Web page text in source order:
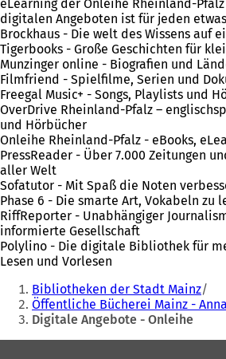
eLearning der Onleihe Rheinland-
digitalen Angeboten ist für jeden
Brockhaus - Die welt des Wissens auf
Tigerbooks - Große Geschichten für
Munzinger online - Biografien und
Filmfriend - Spielfilme, Serien und
Freegal Music+ - Songs, Playlists und
OverDrive Rheinland-Pfalz –
und Hörbücher
Onleihe Rheinland-Pfalz - eBooks,
PressReader - Über 7.000 Zeitungen
aller Welt
Sofatutor - Mit Spaß die Noten
Phase 6 - Die smarte Art, Vokabeln zu
RiffReporter - Unabhängiger
informierte Gesellschaft
Polylino - Die digitale Bibliothek für
Lesen und Vorlesen
Sie
befinden
sich
hier:
Bibliotheken der Stadt Mainz
Öffentliche Bücherei Mainz -
Digitale Angebote - Onleihe